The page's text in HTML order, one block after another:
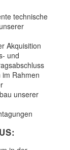
technische
Akquisition
und
Rahmen
unserer